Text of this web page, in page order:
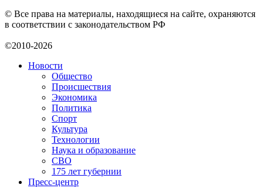
© Все права на материалы, находящиеся на сайте, охраняются
в соответствии с законодательством РФ
©2010-2026
Новости
Общество
Происшествия
Экономика
Политика
Спорт
Культура
Технологии
Наука и образование
СВО
175 лет губернии
Пресс-центр